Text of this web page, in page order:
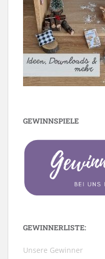
GEWINNSPIELE
GEWINNERLISTE:
Unsere Gewinner